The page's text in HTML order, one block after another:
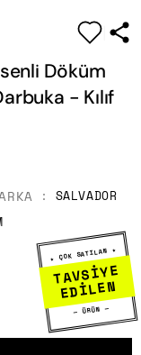
Döküm
- Kılıf
SALVADOR
★ ÇOK SATILAN ★
TAVSİYE
EDİLEN
— ÜRÜN —